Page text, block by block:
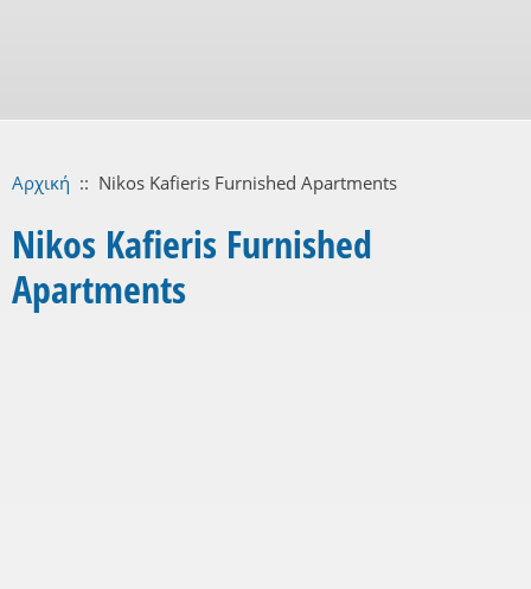
Αρχική :: Nikos Kafieris Furnished Apartments
Nikos Kafieris Furnished
Apartments